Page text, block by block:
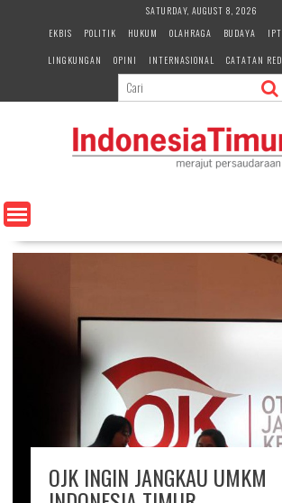
e
n
SATURDAY, AUGUST 8, 2026
EKBIS
POLITIK HUKUM OLAHRAGA BUDAYA
LINGKUNGAN
OPINI INTERNASIONAL CATATAN
OJK INGIN JANGKAU UMKM